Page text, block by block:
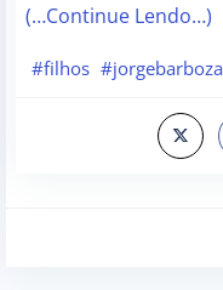
(…Continue Lendo…)
#filhos #jorgebarboza